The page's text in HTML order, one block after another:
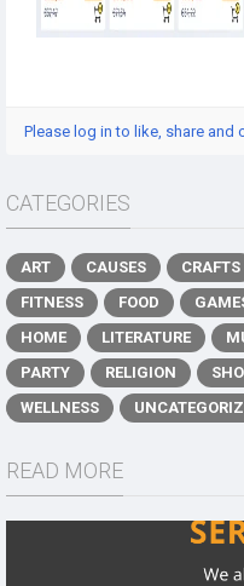
Please log in to like, share and
CATEGORIES
ART CAUSES CRAFTS
FITNESS
FOOD
HOME
LITERATURE
PARTY
RELIGION
WELLNESS
READ MORE